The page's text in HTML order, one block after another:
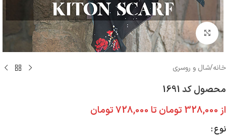
بزرگنمایی تصویر
خانه/شال و روسری
محصول کد 1691
از 328,000 تومان تا 728,000تومان
نوع